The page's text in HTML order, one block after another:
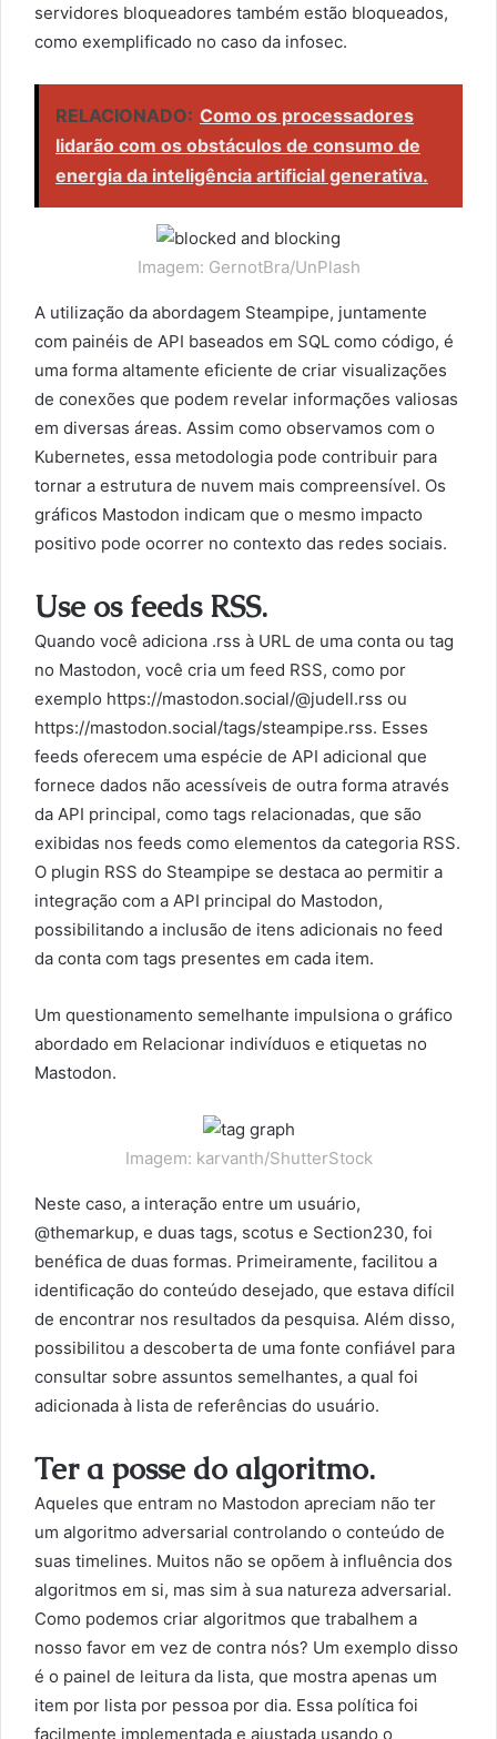
servidores bloqueadores também estão bloqueados,
como exemplificado no caso da infosec.
RELACIONADO: Como os processadores
lidarão com os obstáculos de consumo de
energia da inteligência artificial generativa.
Imagem: GernotBra/UnPlash
A utilização da abordagem Steampipe, juntamente
com painéis de API baseados em SQL como código, é
uma forma altamente eficiente de criar visualizações
de conexões que podem revelar informações valiosas
em diversas áreas. Assim como observamos com o
Kubernetes, essa metodologia pode contribuir para
tornar a estrutura de nuvem mais compreensível. Os
gráficos Mastodon indicam que o mesmo impacto
positivo pode ocorrer no contexto das redes sociais.
Use os feeds RSS.
Quando você adiciona .rss à URL de uma conta ou tag
no Mastodon, você cria um feed RSS, como por
exemplo https://mastodon.social/@judell.rss ou
https://mastodon.social/tags/steampipe.rss. Esses
feeds oferecem uma espécie de API adicional que
fornece dados não acessíveis de outra forma através
da API principal, como tags relacionadas, que são
exibidas nos feeds como elementos da categoria RSS.
O plugin RSS do Steampipe se destaca ao permitir a
integração com a API principal do Mastodon,
possibilitando a inclusão de itens adicionais no feed
da conta com tags presentes em cada item.
Um questionamento semelhante impulsiona o gráfico
abordado em Relacionar indivíduos e etiquetas no
Mastodon.
Imagem: karvanth/ShutterStock
Neste caso, a interação entre um usuário,
@themarkup, e duas tags, scotus e Section230, foi
benéfica de duas formas. Primeiramente, facilitou a
identificação do conteúdo desejado, que estava difícil
de encontrar nos resultados da pesquisa. Além disso,
possibilitou a descoberta de uma fonte confiável para
consultar sobre assuntos semelhantes, a qual foi
adicionada à lista de referências do usuário.
Ter a posse do algoritmo.
Aqueles que entram no Mastodon apreciam não ter
um algoritmo adversarial controlando o conteúdo de
suas timelines. Muitos não se opõem à influência dos
algoritmos em si, mas sim à sua natureza adversarial.
Como podemos criar algoritmos que trabalhem a
nosso favor em vez de contra nós? Um exemplo disso
é o painel de leitura da lista, que mostra apenas um
item por lista por pessoa por dia. Essa política foi
facilmente implementada e ajustada usando o